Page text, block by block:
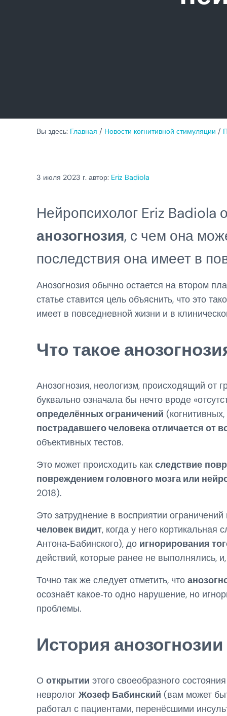
Вы здесь: Главная / Новости когнитивной стимуляции /
3 июля 2023 г. автор: Eriz Badiola
Нейропсихолог Eriz Badiola
анозогнозия, с чем она
последствия она имеет в
Анозогнозия обычно остается на втором
статье ставится цель объяснить, что это
имеет в повседневной жизни и в
Что такое
Анозогнозия, неологизм, происходящий от
буквально означала бы нечто вроде
определённых ограничений
пострадавшего человека отличается от
объективных тестов.
Это может происходить как следствие
повреждением головного мозга или
2018).
Это затруднение в восприятии
человек видит, когда у него
Антона‑Бабинского), до игнорирования
действий, которые ранее не выполнялись,
Точно так же следует отметить, что
осознаёт какое‑то одно нарушение, но
проблемы.
История анозогнозии
О открытии этого своеобразного
невролог Жозеф Бабинский (вам может
работал с пациентами, перенёсшими